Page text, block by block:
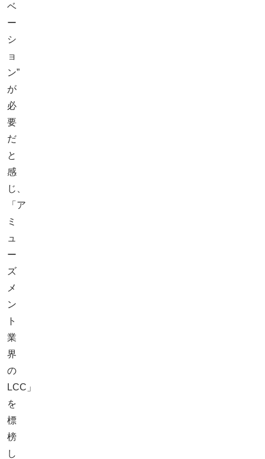
ベ
ー
シ
ョ
ン”
が
必
要
だ
と
感
じ、
「ア
ミ
ュ
ー
ズ
メ
ン
ト
業
界
の
LCC」
を
標
榜
し